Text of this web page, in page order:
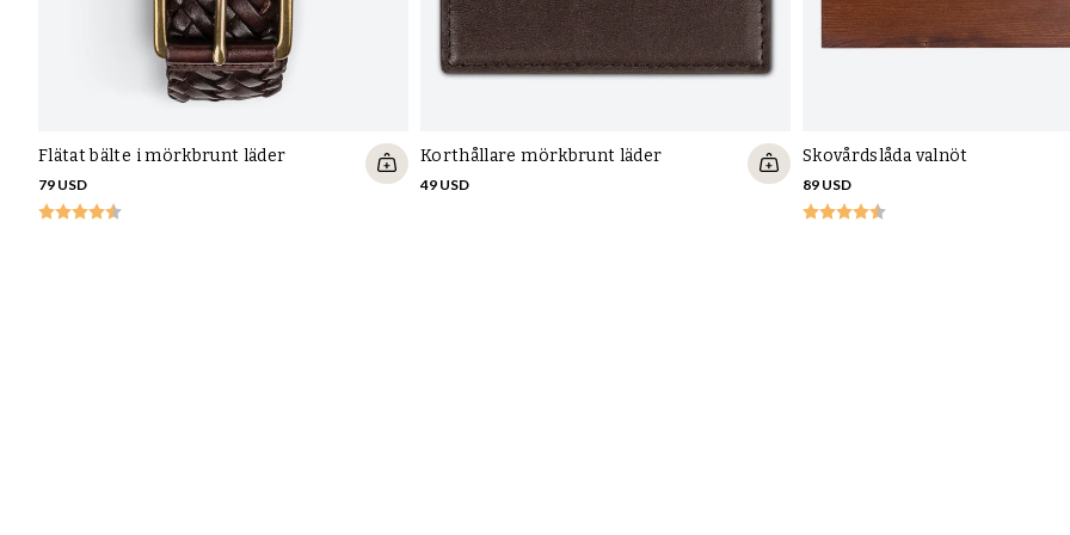
Flätat bälte i mörkbrunt läder
79 USD
Korthållare mörkbrunt läder
49 USD
Skovårdslåda valnöt
89 USD